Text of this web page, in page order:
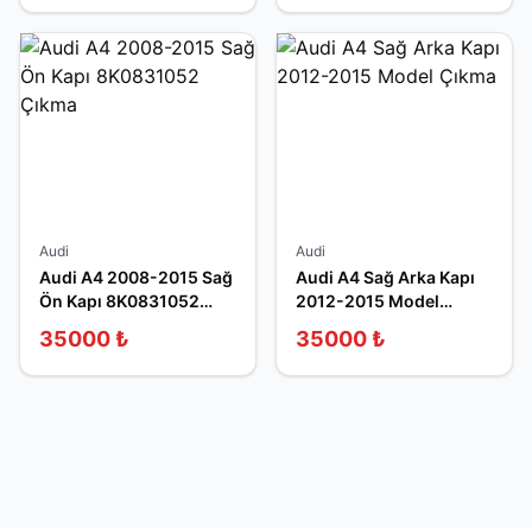
Audi
Audi A4 2008-2015 Sağ
Ön Kapı 8K0831052
35000 ₺
Audi
Audi A4 Sağ Arka Kapı
2012-2015 Model
35000 ₺